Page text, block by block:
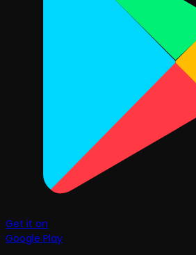
Get it on
Google Play